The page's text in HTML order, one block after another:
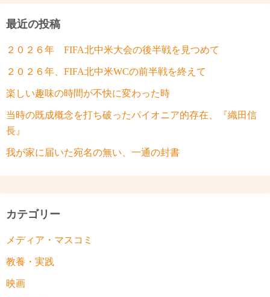
最近の投稿
２０２６年 FIFA北中米大会の後半戦を見つめて
２０２６年、FIFA北中米WCの前半戦を終えて
楽しい趣味の時間が不快に変わった時
当時の既成概念を打ち破ったパイオニア的存在、『織田信
長』
我が家に届いた宛名の無い、一通の封書
カテゴリー
メディア・マスコミ
教養・実践
映画